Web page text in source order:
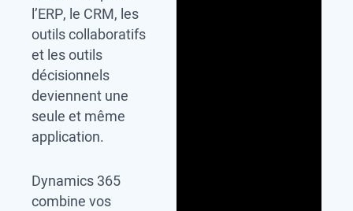
l’ERP, le CRM, les
outils collaboratifs
et les outils
décisionnels
deviennent une
seule et même
application.
Dynamics 365
combine vos